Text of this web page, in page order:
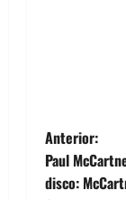
N
a
Anterior:
Paul
disco: